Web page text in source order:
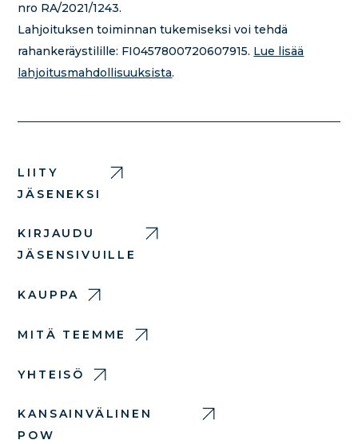
nro RA/2021/1243.
Lahjoituksen toiminnan tukemiseksi voi tehdä
rahankeräystilille: FI0457800720607915. Lue lisää
lahjoitusmahdollisuuksista.
LIITY
JÄSENEKSI
KIRJAUDU
JÄSENSIVUILLE
KAUPPA
MITÄ TEEMME
YHTEISÖ
KANSAINVÄLINEN
POW